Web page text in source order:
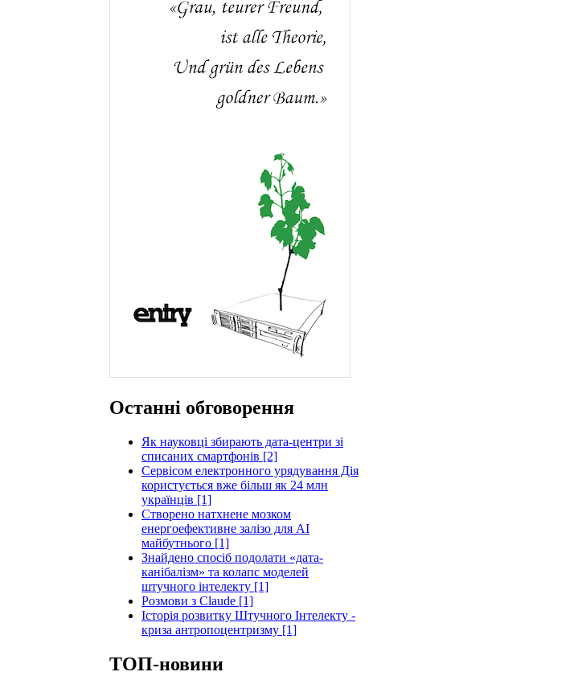
Останні обговорення
Як науковці збирають дата-центри зі
списаних смартфонів [2]
Сервісом електронного урядування Дія
користується вже більш як 24 млн
українців [1]
Створено натхнене мозком
енергоефективне залізо для AI
майбутнього [1]
Знайдено спосіб подолати «дата-
канібалізм» та колапс моделей
штучного інтелекту [1]
Розмови з Claude [1]
Історія розвитку Штучного Інтелекту -
криза антропоцентризму [1]
ТОП-новини